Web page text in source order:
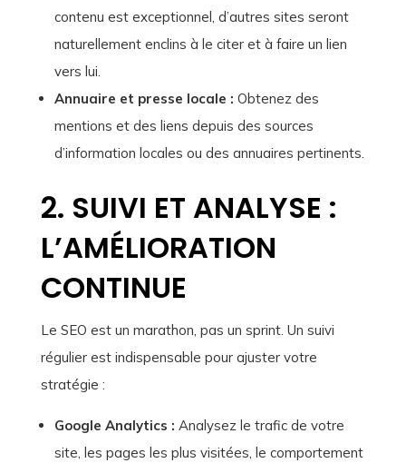
contenu est exceptionnel, d’autres sites seront
naturellement enclins à le citer et à faire un lien
vers lui.
Annuaire et presse locale : Obtenez des
mentions et des liens depuis des sources
d’information locales ou des annuaires pertinents.
2. SUIVI ET ANALYSE :
L’AMÉLIORATION
CONTINUE
Le SEO est un marathon, pas un sprint. Un suivi
régulier est indispensable pour ajuster votre
stratégie :
Google Analytics : Analysez le trafic de votre
site, les pages les plus visitées, le comportement